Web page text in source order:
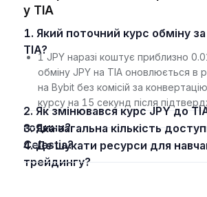
у TIA
1. Який поточний курс обміну за 1 JPY на
TIA?
1 JPY наразі коштує приблизно
обміну JPY на TIA оновлюється в
на Bybit без комісій за
курсу на 15 секунд після
2. Як змінювався курс JPY до TIA за 24
години?
3. Яка загальна кількість доступних
Celestia?
4. Де шукати ресурси для навчання
трейдингу?